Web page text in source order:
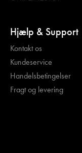
Hjælp & Support
Kontakt os
Kundeservice
Handelsbetingelser
Fragt og levering